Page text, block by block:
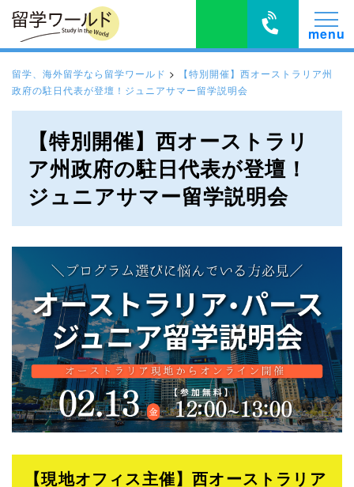
留学、海外留学なら留学ワールド >
【特別開催】西オーストラリア州
政府の駐日代表が登壇！ジュニアサマー留学説明会
【特別開催】西オーストラリ
ア州政府の駐日代表が登壇！
ジュニアサマー留学説明会
【現地オフィス主催】西オーストラリア